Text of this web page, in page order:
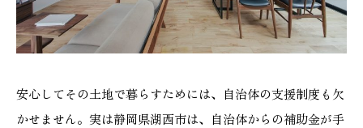
GALLERY
施工ギャラリー
スタッフブログ
安心してその土地で暮らすためには、自治体の支援制度も欠
かせません。実は静岡県湖西市は、自治体からの補助金が手